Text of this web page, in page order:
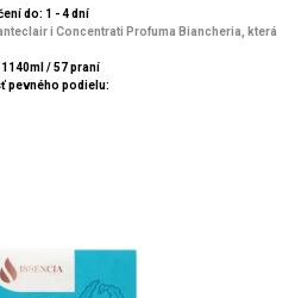
do: 1 - 4 dní
i Concentrati Profuma Biancheria, která
/ 57 praní
pevného podielu: